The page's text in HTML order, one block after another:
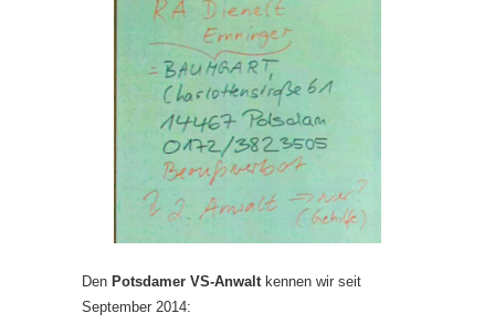
Den Potsdamer VS-Anwalt kennen wir seit
September 2014: